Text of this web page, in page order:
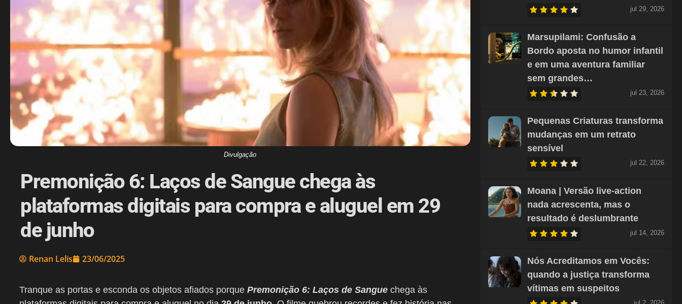
Divulgação
Premonição 6: Laços de Sangue chega às
plataformas digitais para compra e aluguel em 29
de junho
Renan Lelis 23/06/2025
Tranque as portas e esconda os objetos afiados porque Premonição 6: Laços de Sangue chega às
jul 29, 2026
Marsupilami: Confusão a
Bordo aposta no humor infantil
e em uma aventura familiar
sem grandes…
jul 23, 2026
Pequenas Criaturas transforma
mudanças em um retrato
sensível
jul 22, 2026
Moana | Versão live-action
nada acrescenta, mas o
resultado é deslumbrante
jul 14, 2026
Nós Acreditamos em Vocês:
quando a justiça transforma
vítimas em suspeitos